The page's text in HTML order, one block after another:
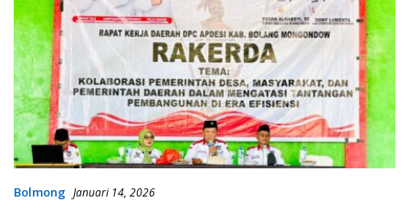
Bolmong Januari 14, 2026